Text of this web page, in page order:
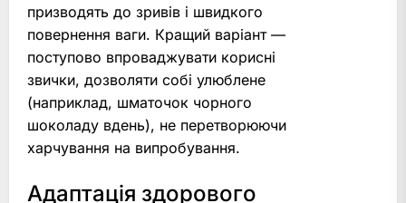
призводять до зривів і швидкого
повернення ваги. Кращий варіант —
поступово впроваджувати корисні
звички, дозволяти собі улюблене
(наприклад, шматочок чорного
шоколаду вдень), не перетворюючи
харчування на випробування.
Адаптація здорового